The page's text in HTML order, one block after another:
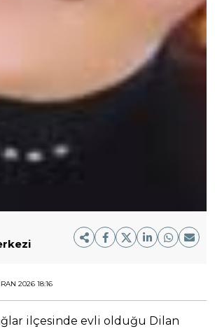
2026 18:16
ilçesinde evli olduğu Dilan